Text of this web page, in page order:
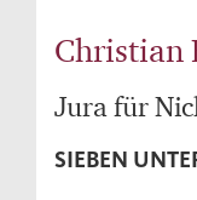
Christian
Jura für
SIEBEN